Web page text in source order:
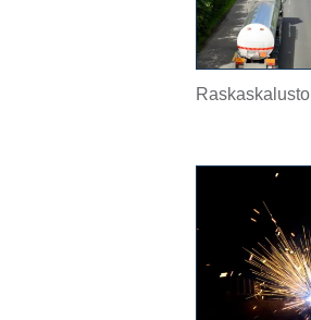
Raskaskalusto